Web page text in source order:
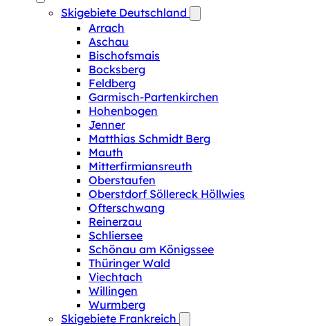
Skigebiete Deutschland
Arrach
Aschau
Bischofsmais
Bocksberg
Feldberg
Garmisch-Partenkirchen
Hohenbogen
Jenner
Matthias Schmidt Berg
Mauth
Mitterfirmiansreuth
Oberstaufen
Oberstdorf Söllereck Höllwies
Ofterschwang
Reinerzau
Schliersee
Schönau am Königssee
Thüringer Wald
Viechtach
Willingen
Wurmberg
Skigebiete Frankreich